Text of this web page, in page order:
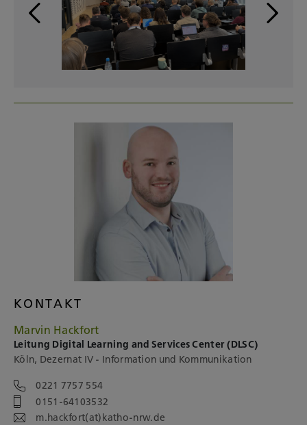
KONTAKT
Marvin Hackfort
Leitung Digital Learning and Services Center (DLSC)
Köln, Dezernat IV - Information und Kommunikation
0221 7757 554
0151-64103532
m.hackfort(at)katho-nrw.de